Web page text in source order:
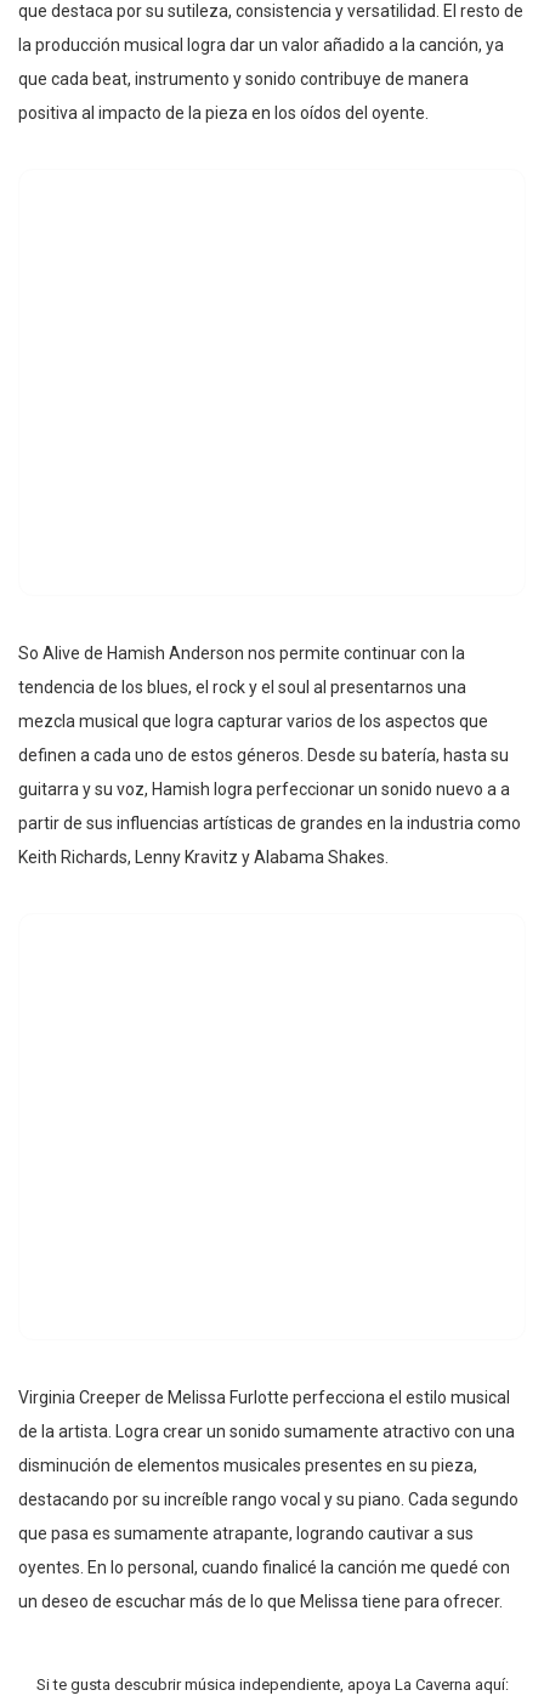
que destaca por su sutileza, consistencia y versatilidad. El resto de
la producción musical logra dar un valor añadido a la canción, ya
que cada beat, instrumento y sonido contribuye de manera
positiva al impacto de la pieza en los oídos del oyente.
So Alive de Hamish Anderson nos permite continuar con la
tendencia de los blues, el rock y el soul al presentarnos una
mezcla musical que logra capturar varios de los aspectos que
definen a cada uno de estos géneros. Desde su batería, hasta su
guitarra y su voz, Hamish logra perfeccionar un sonido nuevo a a
partir de sus influencias artísticas de grandes en la industria como
Keith Richards, Lenny Kravitz y Alabama Shakes.
Virginia Creeper de Melissa Furlotte perfecciona el estilo musical
de la artista. Logra crear un sonido sumamente atractivo con una
disminución de elementos musicales presentes en su pieza,
destacando por su increíble rango vocal y su piano. Cada segundo
que pasa es sumamente atrapante, logrando cautivar a sus
oyentes. En lo personal, cuando finalicé la canción me quedé con
un deseo de escuchar más de lo que Melissa tiene para ofrecer.
Si te gusta descubrir música independiente, apoya La Caverna aquí: